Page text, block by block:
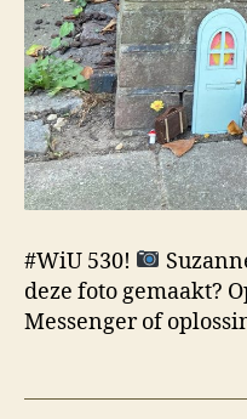
#WiU 530!
deze foto gemaakt?
Messenger of